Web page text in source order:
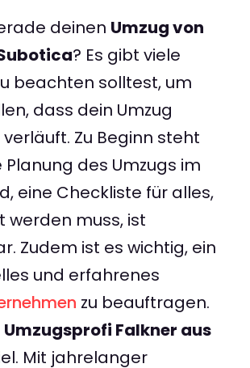
deinen Umzug von
? Es gibt viele
beachten solltest, um
dass dein Umzug
Zu Beginn steht
des Umzugs im
eine Checkliste für alles,
werden muss, ist
Zudem ist es wichtig, ein
und erfahrenes
zu beauftragen.
Umzugsprofi Falkner aus
Mit jahrelanger